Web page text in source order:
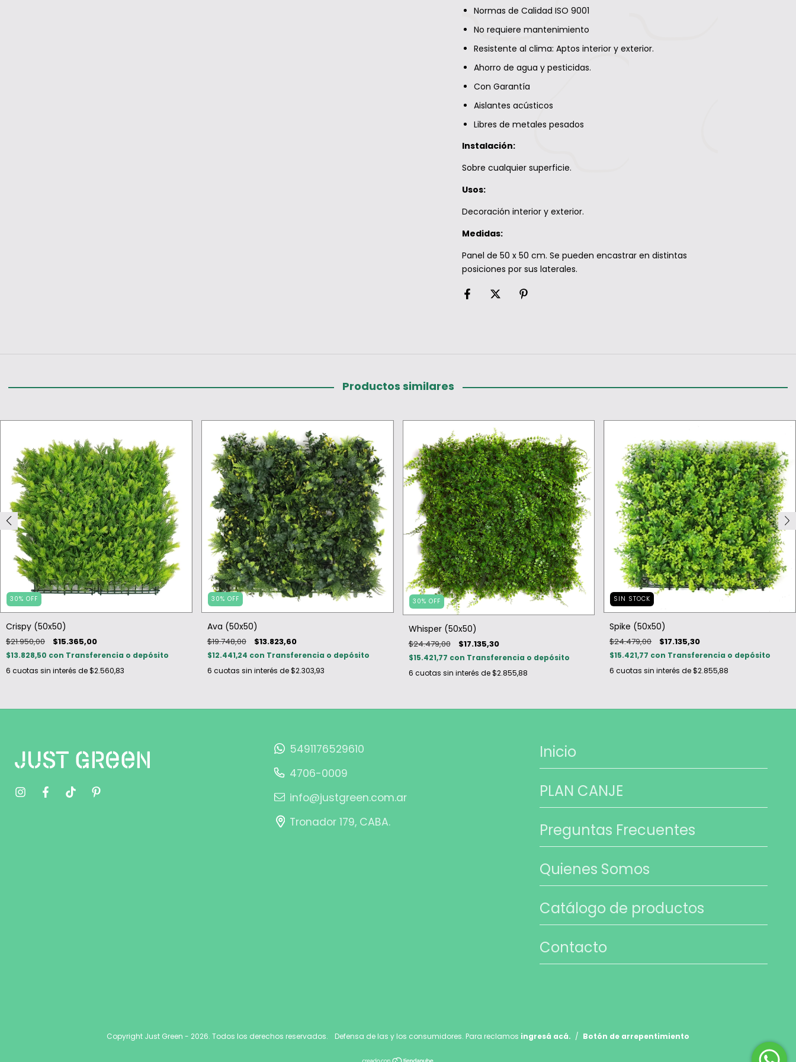
Normas de Calidad ISO 9001
No requiere mantenimiento
Resistente al clima: Aptos interior y exterior.
Ahorro de agua y pesticidas.
Con Garantía
Aislantes acústicos
Libres de metales pesados
Instalación:
Sobre cualquier superficie.
Usos:
Decoración interior y exterior.
Medidas:
Panel de 50 x 50 cm. Se pueden encastrar en distintas
posiciones por sus laterales.
Productos similares
30% OFF
Crispy (50x50)
$21.950,00 $15.365,00
$13.828,50 con Transferencia o depósito
6 cuotas sin interés de$2.560,83
30% OFF
Ava (50x50)
$19.748,00 $13.823,60
$12.441,24 con Transferencia o depósito
6 cuotas sin interés de$2.303,93
30% OFF
Whisper (50x50)
$24.479,00 $17.135,30
$15.421,77 con Transferencia o depósito
6 cuotas sin interés de$2.855,88
SIN STOCK
Spike (50x50)
$24.479,00 $17.135,30
$15.421,77 con Transferencia o depósito
6 cuotas sin interés de$2.855,88
5491176529610
4706-0009
info@justgreen.com.ar
Tronador 179, CABA.
Inicio
PLAN CANJE
Preguntas Frecuentes
Quienes Somos
Catálogo de productos
Contacto
Copyright Just Green - 2026. Todos los derechos reservados. Defensa de las y los consumidores. Para reclamos ingresá acá. / Botón de arrepentimiento